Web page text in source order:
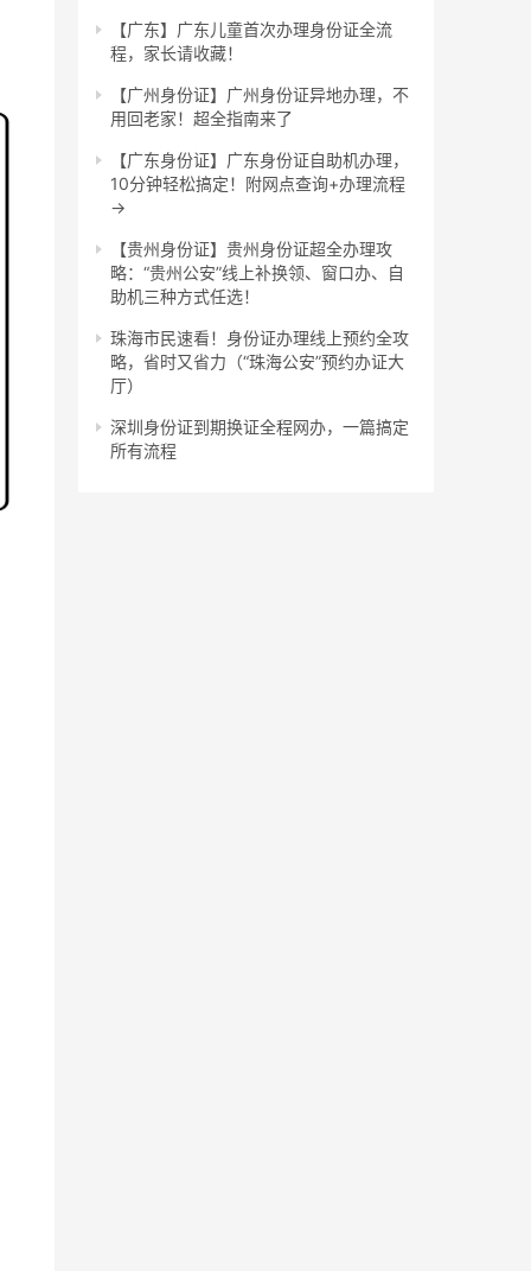
【广东】广东儿童首次办理身份证全流
程，家长请收藏！
【广州身份证】广州身份证异地办理，不
用回老家！超全指南来了
【广东身份证】广东身份证自助机办理，
10分钟轻松搞定！附网点查询+办理流程
→
【贵州身份证】贵州身份证超全办理攻
略：“贵州公安”线上补换领、窗口办、自
助机三种方式任选！
珠海市民速看！身份证办理线上预约全攻
略，省时又省力（“珠海公安”预约办证大
厅）
深圳身份证到期换证全程网办，一篇搞定
所有流程